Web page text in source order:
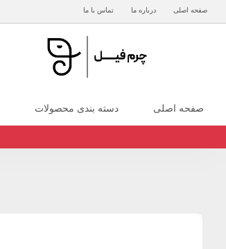
صفحه اصلی درباره ما تماس با ما
صفحه اصلی دسته بندی محصولات